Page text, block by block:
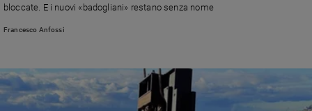
e
Santi
Devozione
e
bloccate. E i nuovi «badogliani» restano senza nome
Francesco Anfossi